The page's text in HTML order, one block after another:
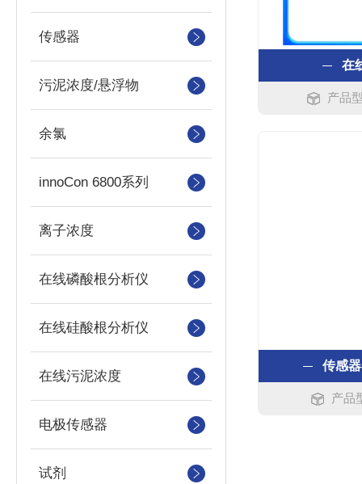
传感器
污泥浓度/悬浮物
余氯
innoCon 6800系列
离子浓度
在线磷酸根分析仪
在线硅酸根分析仪
在线污泥浓度
电极传感器
试剂
在
产品
传感
产品